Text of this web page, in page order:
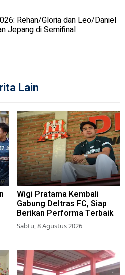
Rehan/Gloria dan Leo/Daniel
Jepang di Semifinal
Lain
Wigi Pratama Kembali
Gabung Deltras FC, Siap
Berikan Performa Terbaik
Sabtu, 8 Agustus 2026